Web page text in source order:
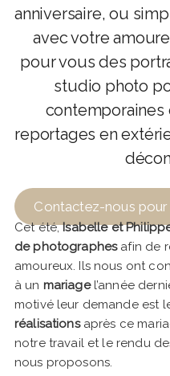
anniversaire, ou
avec votre
pour vous des
studio photo
contemporaines
reportages en
Contactez-nous
Cet été,Isabelle et
de photographesafin de
amoureux. Ils nous ont
à un mariage l’année
motivé leur demande est
réalisations après ce
notre travail et le rendu
nous proposons.